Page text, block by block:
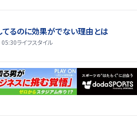
てるのに効果がでない理由とは
ライフスタイル